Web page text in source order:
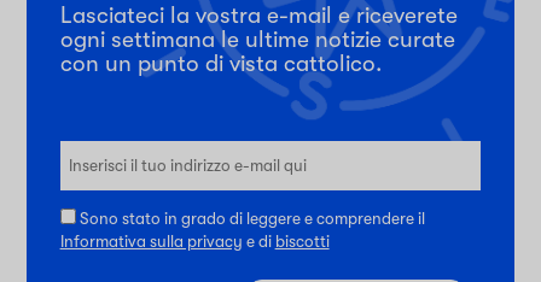
Lasciateci la vostra e-mail e riceverete
ogni settimana le ultime notizie curate
con un punto di vista cattolico.
Sono stato in grado di leggere e comprendere il
Informativa sulla privacy e di biscotti